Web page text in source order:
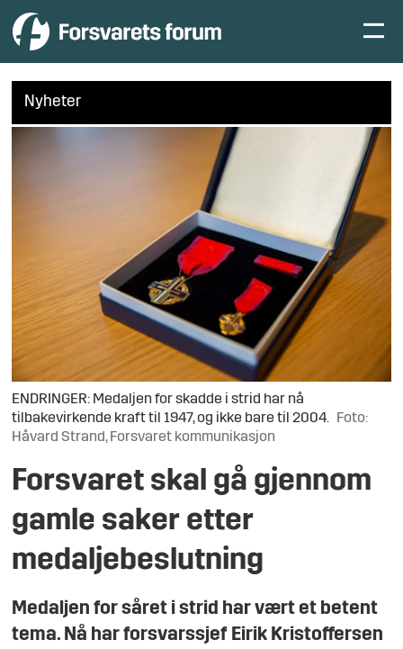
Nyheter
ENDRINGER: Medaljen for skadde i strid har nå
tilbakevirkende kraft til 1947, og ikke bare til 2004.
Foto:
Håvard Strand, Forsvaret kommunikasjon
Forsvaret skal gå gjennom
gamle saker etter
medaljebeslutning
Medaljen for såret i strid har vært et betent
tema. Nå har forsvarssjef Eirik Kristoffersen